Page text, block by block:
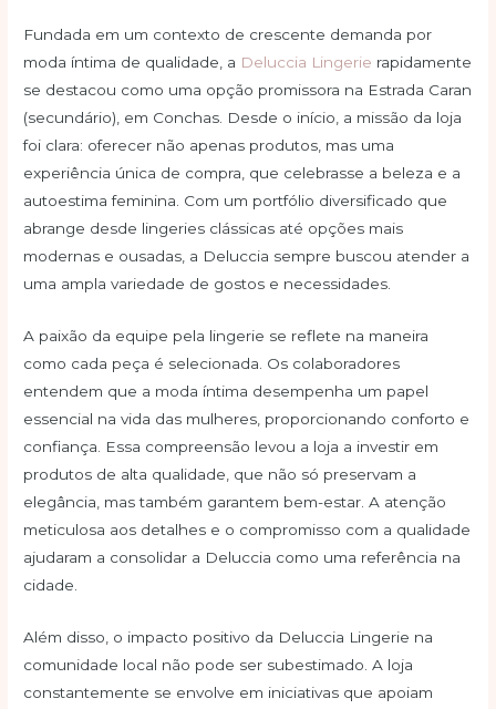
Fundada em um contexto de crescente demanda por
moda íntima de qualidade, a Deluccia Lingerie rapidamente
se destacou como uma opção promissora na Estrada Caran
(secundário), em Conchas. Desde o início, a missão da loja
foi clara: oferecer não apenas produtos, mas uma
experiência única de compra, que celebrasse a beleza e a
autoestima feminina. Com um portfólio diversificado que
abrange desde lingeries clássicas até opções mais
modernas e ousadas, a Deluccia sempre buscou atender a
uma ampla variedade de gostos e necessidades.
A paixão da equipe pela lingerie se reflete na maneira
como cada peça é selecionada. Os colaboradores
entendem que a moda íntima desempenha um papel
essencial na vida das mulheres, proporcionando conforto e
confiança. Essa compreensão levou a loja a investir em
produtos de alta qualidade, que não só preservam a
elegância, mas também garantem bem-estar. A atenção
meticulosa aos detalhes e o compromisso com a qualidade
ajudaram a consolidar a Deluccia como uma referência na
cidade.
Além disso, o impacto positivo da Deluccia Lingerie na
comunidade local não pode ser subestimado. A loja
constantemente se envolve em iniciativas que apoiam